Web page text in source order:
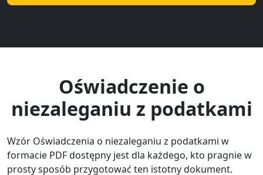
Oświadczenie o
niezaleganiu z podatkami
Wzór Oświadczenia o niezaleganiu z podatkami w
formacie PDF dostępny jest dla każdego, kto pragnie w
prosty sposób przygotować ten istotny dokument.